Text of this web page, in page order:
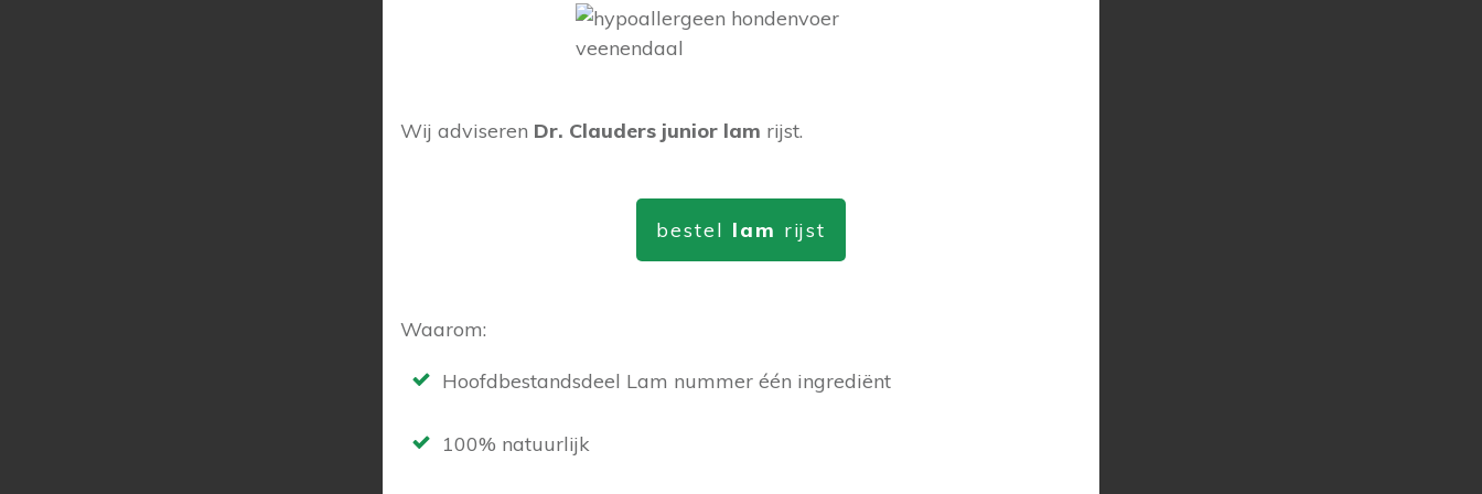
Wij adviseren Dr. Clauders junior lam rijst.
bestel lam rijst
Waarom:
Hoofdbestandsdeel Lam nummer één ingrediënt
100% natuurlijk